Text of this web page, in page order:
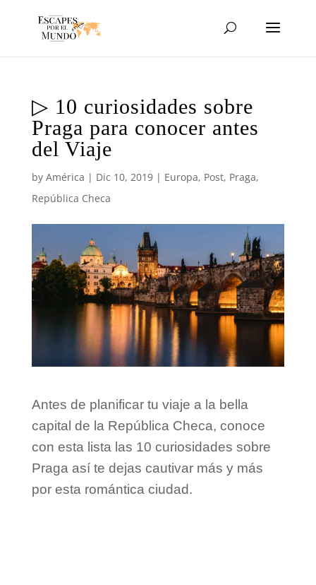
▷ 10 curiosidades sobre
Praga para conocer antes
del Viaje
by América | Dic 10, 2019| Europa, Post, Praga,
República Checa
Antes de planificar tu viaje a la bella
capital de la República Checa, conoce
con esta lista las 10 curiosidades sobre
Praga así te dejas cautivar más y más
por esta romántica ciudad.